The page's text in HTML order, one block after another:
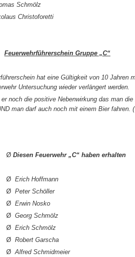
Schmölz
Christoforetti
Feuerwehrführerschein Gruppe „C“
hat eine Gültigkeit von 10 Jahren
Untersuchung wieder verlängert werden.
noch die positive Nebenwirkung das man
man darf auch noch mit einem Bier fahren.
Ø Diesen Feuerwehr „C“ haben erhalten
Ø Erich Hoffmann
Ø Peter Schöller
Ø Erwin Nosko
Ø Georg Schmölz
Ø Erich Schmölz
Ø Robert Garscha
ØAlfred Schmidmeier